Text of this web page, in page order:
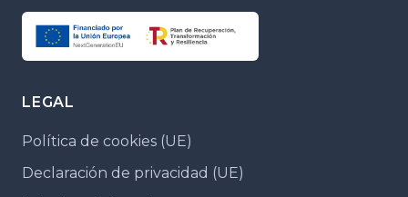
LEGAL
Política de cookies (UE)
Declaración de privacidad (UE)